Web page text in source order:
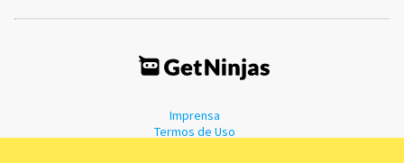
Imprensa
Termos de Uso